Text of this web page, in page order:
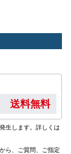
送料無料
生します。詳しくは
ら、ご質問、ご指定